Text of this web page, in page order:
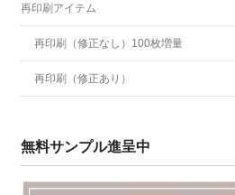
再印刷アイテム
再印刷（修正なし）100枚増量
再印刷（修正あり）
無料サンプル進呈中